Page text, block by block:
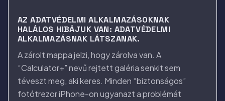
AZ ADATVÉDELMI ALKALMAZÁSOKNAK
HALÁLOS HIBÁJUK VAN: ADATVÉDELMI
ALKALMAZÁSNAK LÁTSZANAK.
A zárolt mappa jelzi, hogy zárolva van. A
“Calculator+” nevű rejtett galéria senkit sem
téveszt meg, aki keres. Minden “biztonságos”
fotótrezor iPhone-on ugyanazt a problémát